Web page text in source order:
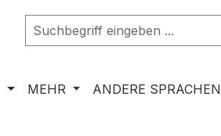
MEHR ANDERE SPRACHEN